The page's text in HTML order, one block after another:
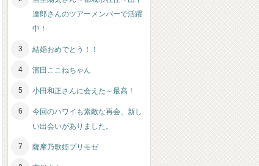
達郎さんのツアーメンバーで活躍
中！
結婚おめでとう！！
濱田ここねちゃん
小田和正さんに会えた～最高！
今回のハワイも素敵な再会、新し
い出会いがありました。
薩摩乃歌姫プリモゼ